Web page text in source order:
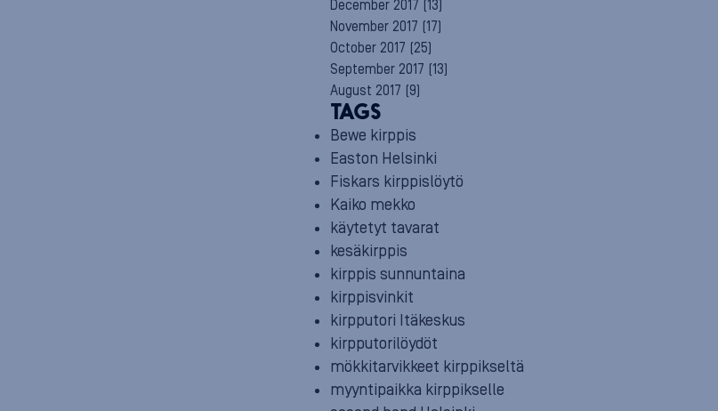
December 2017 (13)
November 2017 (17)
October 2017 (25)
September 2017 (13)
August 2017 (9)
TAGS
Bewe kirppis
Easton Helsinki
Fiskars kirppislöytö
Kaiko mekko
käytetyt tavarat
kesäkirppis
kirppis sunnuntaina
kirppisvinkit
kirpputori Itäkeskus
kirpputorilöydöt
mökkitarvikkeet kirppikseltä
myyntipaikka kirppikselle